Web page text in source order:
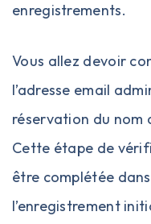
enregistrements.
Vous allez devoir
l’adresse email
réservation du nom
Cette étape de
être complétée
l’enregistrement